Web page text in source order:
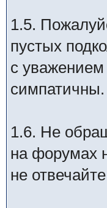
1.5.
пустых
с
симпатичны.
1.6. Не
на форумах
не